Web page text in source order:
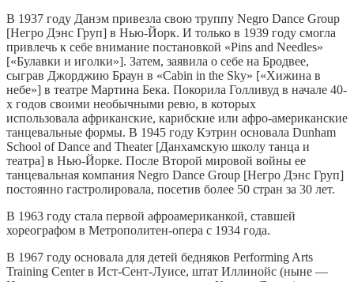
В 1937 году Данэм привезла свою труппу Negro Dance Group
[Негро Дэнс Груп] в Нью-Йорк. И только в 1939 году смогла
привлечь к себе внимание постановкой «Pins and Needles»
[«Булавки и иголки»]. Затем, заявила о себе на Бродвее,
сыграв Джорджию Браун в «Cabin in the Sky» [«Хижина в
небе»] в театре Мартина Бека. Покорила Голливуд в начале 40-
х годов своими необычными ревю, в которых
использовала африканские, карибские или афро-американские
танцевальные формы. В 1945 году Кэтрин основала Dunham
School of Dance and Theater [Данхамскую школу танца и
театра] в Нью-Йорке. После Второй мировой войны ее
танцевальная компания Negro Dance Group [Негро Дэнс Груп]
постоянно гастролировала, посетив более 50 стран за 30 лет.
В 1963 году стала первой афроамериканкой, ставшей
хореографом в Метрополитен-опера с 1934 года.
В 1967 году основала для детей бедняков Performing Arts
Training Center в Ист-Сент-Луисе, штат Иллинойс (ныне —